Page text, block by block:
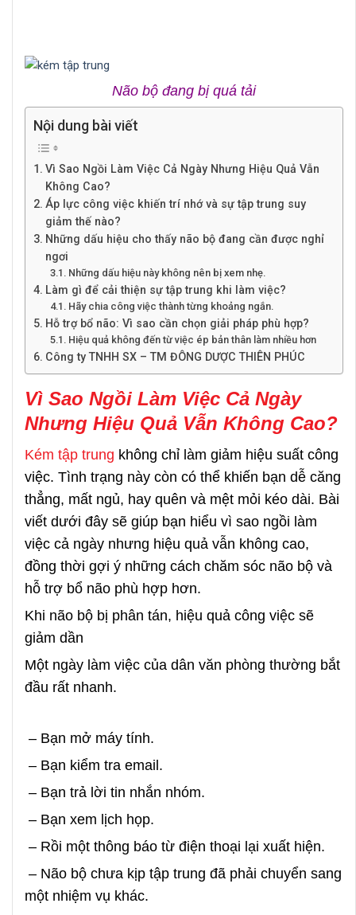
Não bộ đang bị quá tải
Nội dung bài viết
Vì Sao Ngồi Làm Việc Cả Ngày Nhưng Hiệu Quả Vẫn
Không Cao?
Áp lực công việc khiến trí nhớ và sự tập trung suy
giảm thế nào?
Những dấu hiệu cho thấy não bộ đang cần được nghỉ
ngơi
Những dấu hiệu này không nên bị xem nhẹ.
Làm gì để cải thiện sự tập trung khi làm việc?
Hãy chia công việc thành từng khoảng ngắn.
Hỗ trợ bổ não: Vì sao cần chọn giải pháp phù hợp?
Hiệu quả không đến từ việc ép bản thân làm nhiều hơn
Công ty TNHH SX – TM ĐÔNG DƯỢC THIÊN PHÚC
Vì Sao Ngồi Làm Việc Cả Ngày
Nhưng Hiệu Quả Vẫn Không Cao?
Kém tập trung không chỉ làm giảm hiệu suất công
việc. Tình trạng này còn có thể khiến bạn dễ căng
thẳng, mất ngủ, hay quên và mệt mỏi kéo dài. Bài
viết dưới đây sẽ giúp bạn hiểu vì sao ngồi làm
việc cả ngày nhưng hiệu quả vẫn không cao,
đồng thời gợi ý những cách chăm sóc não bộ và
hỗ trợ bổ não phù hợp hơn.
Khi não bộ bị phân tán, hiệu quả công việc sẽ
giảm dần
Một ngày làm việc của dân văn phòng thường bắt
đầu rất nhanh.
– Bạn mở máy tính.
– Bạn kiểm tra email.
– Bạn trả lời tin nhắn nhóm.
– Bạn xem lịch họp.
– Rồi một thông báo từ điện thoại lại xuất hiện.
– Não bộ chưa kịp tập trung đã phải chuyển sang
một nhiệm vụ khác.